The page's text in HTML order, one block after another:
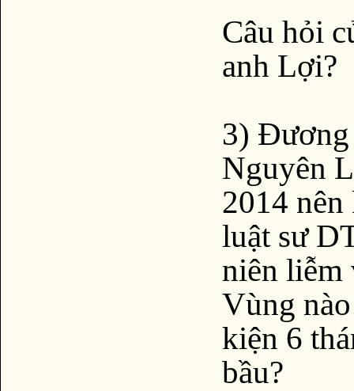
Câu hỏi
anh Lợi?
3) Đương
Nguyên
2014
luật sư
niên liễm
Vùng
kiện 6
bầu?